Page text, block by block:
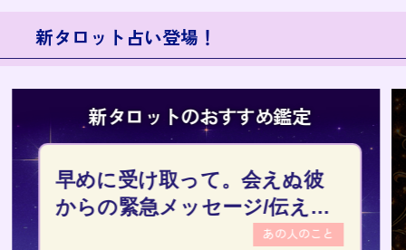
新タロット占い登場！
新タロットのおすすめ鑑定
あの人のこと
号泣鑑定【あの人の中のあな
たのポジション】愛/執着/結末